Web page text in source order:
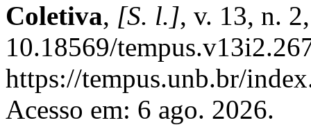
Coletiva, [S. l.], v. 13, n.
10.18569/
https://tempus.unb.br/
Acesso em: 6 ago. 2026.